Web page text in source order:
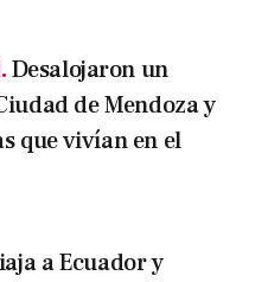
Desalojaron un
de Mendoza y
que vivían en el
a Ecuador y